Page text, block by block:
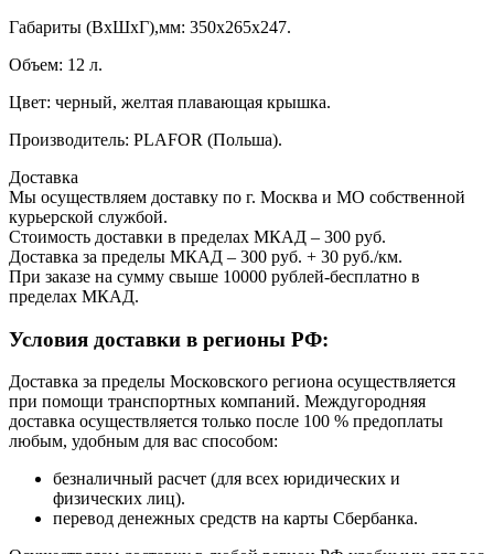
Габариты (ВхШхГ),мм: 350х265х247.
Объем: 12 л.
Цвет: черный, желтая плавающая крышка.
Производитель: PLAFOR (Польша).
Доставка
Мы осуществляем доставку по г. Москва и МО собственной
курьерской службой.
Стоимость доставки в пределах МКАД – 300 руб.
Доставка за пределы МКАД – 300 руб. + 30 руб./км.
При заказе на сумму свыше 10000 рублей-бесплатно в
пределах МКАД.
Условия доставки в регионы РФ:
Доставка за пределы Московского региона осуществляется
при помощи транспортных компаний. Междугородняя
доставка осуществляется только после 100 % предоплаты
любым, удобным для вас способом:
безналичный расчет (для всех юридических и
физических лиц).
перевод денежных средств на карты Сбербанка.